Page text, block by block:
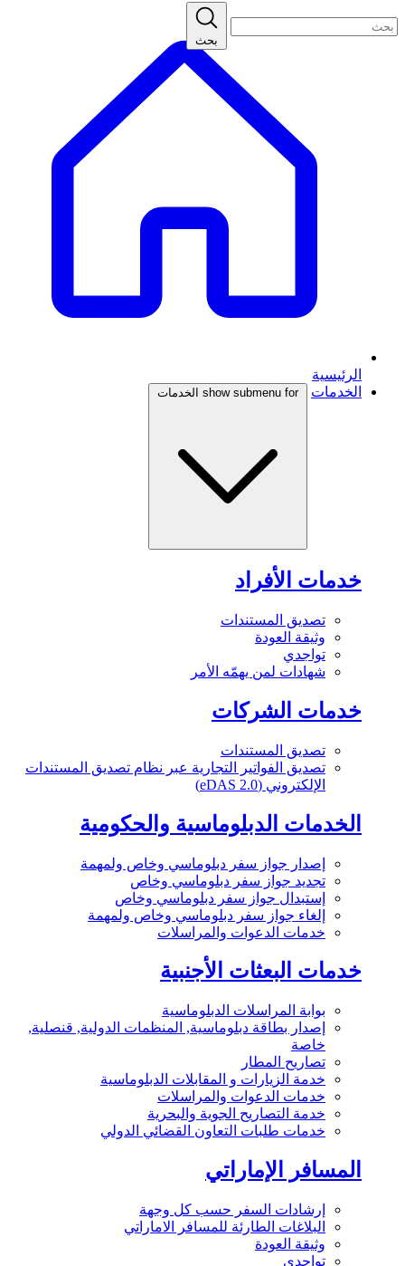
بحث
الرئيسية
الخدمات
show submenu for الخدمات
خدمات الأفراد
تصديق المستندات
وثيقة العودة
تواجدي
شهادات لمن يهمّه الأمر
خدمات الشركات
تصديق المستندات
تصديق الفواتير التجارية عبر نظام تصديق المستندات
الإلكتروني (eDAS 2.0)
الخدمات الدبلوماسية والحكومية
إصدار جواز سفر دبلوماسي وخاص ولمهمة
تجديد جواز سفر دبلوماسي وخاص
إستبدال جواز سفر دبلوماسي وخاص
إلغاء جواز سفر دبلوماسي وخاص ولمهمة
خدمات الدعوات والمراسلات
خدمات البعثات الأجنبية
بوابة المراسلات الدبلوماسية
إصدار بطاقة دبلوماسية, المنظمات الدولية, قنصلية,
خاصة
تصاريح المطار
خدمة الزيارات و المقابلات الدبلوماسية
خدمات الدعوات والمراسلات
خدمة التصاريح الجوية والبحرية
خدمات طلبات التعاون القضائي الدولي
المسافر الإماراتي
إرشادات السفر حسب كل وجهة
البلاغات الطارئة للمسافر الاماراتي
وثيقة العودة
تواجدي